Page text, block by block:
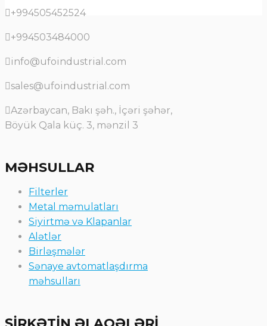
+994505452524
+994503484000
info@ufoindustrial.com
sales@ufoindustrial.com
Azərbaycan, Bakı şəh., İçəri şəhər,
Böyük Qala küç. 3, mənzil 3
MƏHSULLAR
Filterler
Metal məmulatları
Siyirtmə və Klapanlar
Alətlər
Birləşmələr
Sənaye avtomatlaşdırma
məhsulları